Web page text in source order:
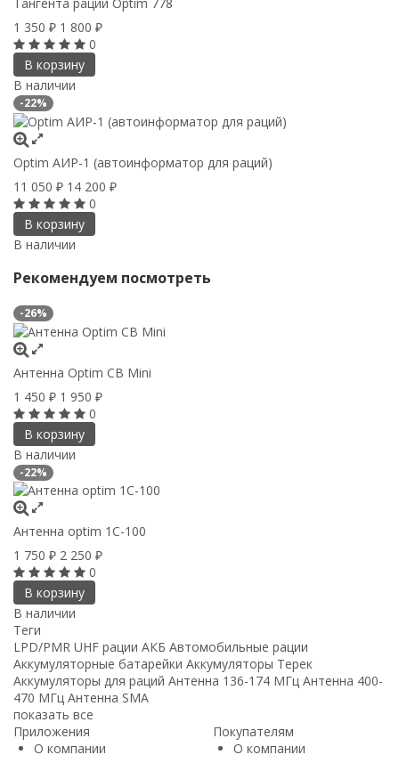
1 350 ₽ 1 800 ₽
0
В корзину
В наличии
-22%
Optim АИР-1 (автоинформатор для раций)
11 050 ₽ 14 200 ₽
0
В корзину
В наличии
Рекомендуем посмотреть
-26%
Антенна Optim CB Mini
1 450 ₽ 1 950 ₽
0
В корзину
В наличии
-22%
Антенна optim 1C-100
1 750 ₽ 2 250 ₽
0
В корзину
В наличии
Теги
LPD/PMR UHF рации АКБ Автомобильные рации
Аккумуляторные батарейки Аккумуляторы Терек
Аккумуляторы для раций Антенна 136-174 МГц Антенна 400-
470 МГц Антенна SMA
показать все
Приложения
О компании
Покупателям
О компании